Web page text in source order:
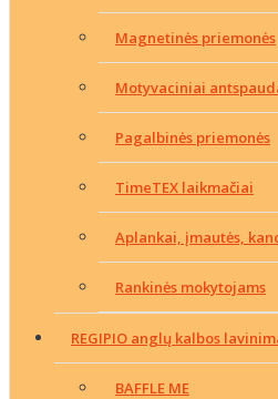
Magnetinės priemonės
Motyvaciniai
Pagalbinės priemonės
TimeTEX laikmačiai
Aplankai, įmautės,
Rankinės mokytojams
REGIPIO anglų kalbos
BAFFLE ME